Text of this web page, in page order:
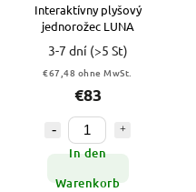
Interaktívny plyšový
jednorožec LUNA
3-7 dní (>5 St)
€67,48 ohne MwSt.
€83
In den
Warenkorb